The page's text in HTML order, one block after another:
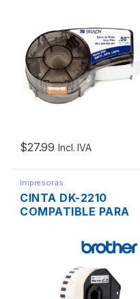
BLANCO DE 19.0MM
6.4MTS.
$27.99 Incl. IVA
Impresoras
CINTA DK-2210
COMPATIBLE PARA
ETIQUETAS
BROTHER QL-
800/QL-1050N 29MM
X 30MTS